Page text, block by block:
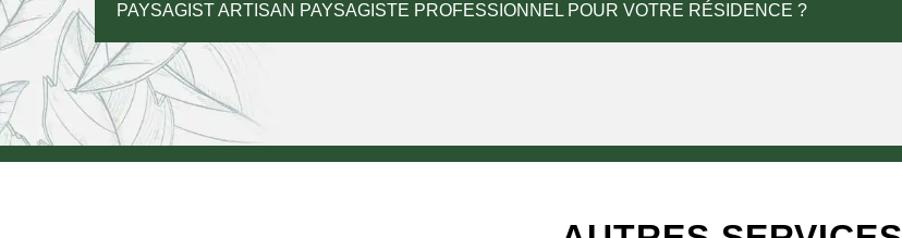
PAYSAGIST ARTISAN PAYSAGISTE PROFESSIONNEL POUR VOTRE RÉSIDENCE ?